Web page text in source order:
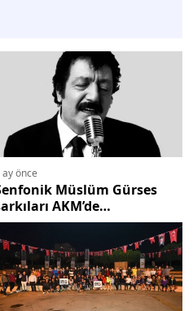
ay önce
Müslüm Gürses
AKM’de